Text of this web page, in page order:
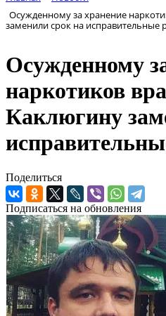
Осужденному за хранение
заменили срок на исправительные
Осужденному
наркотиков
Каклюгину
Поделиться
Подписаться на обновления